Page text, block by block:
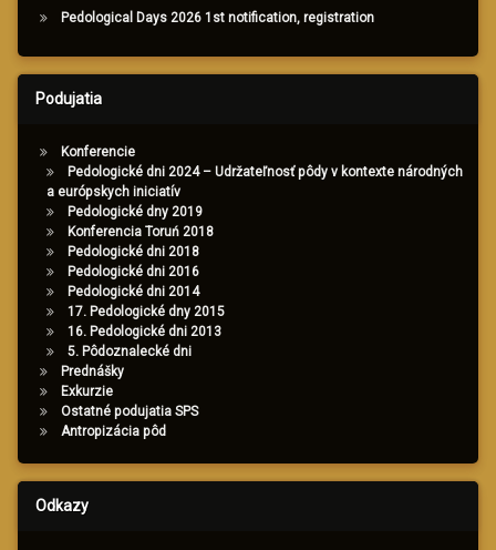
Pedological Days 2026 1st notification, registration
Podujatia
Konferencie
Pedologické dni 2024 – Udržateľnosť pôdy v kontexte národných
a európskych iniciatív
Pedologické dny 2019
Konferencia Toruń 2018
Pedologické dni 2018
Pedologické dni 2016
Pedologické dni 2014
17. Pedologické dny 2015
16. Pedologické dni 2013
5. Pôdoznalecké dni
Prednášky
Exkurzie
Ostatné podujatia SPS
Antropizácia pôd
Odkazy